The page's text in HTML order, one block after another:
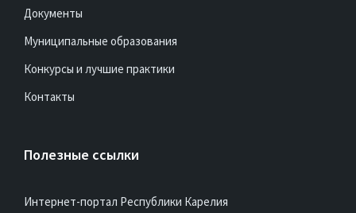
Муниципальные образования
Конкурсы и лучшие практики
Контакты
Инициативы Карелии